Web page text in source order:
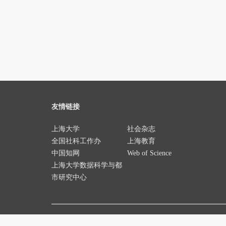
友情链接
上海大学
社会杂志
全国社科工作办
上海教育
中国知网
Web of Science
上海大学数据科学与都
市研究中心